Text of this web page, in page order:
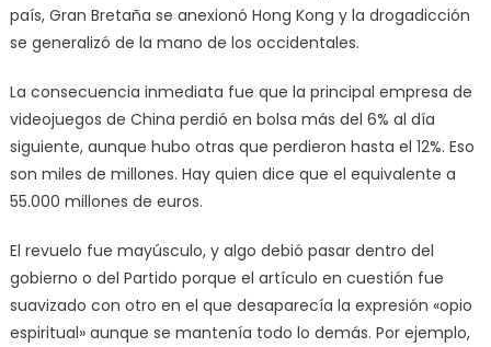
país, Gran Bretaña se anexionó Hong Kong y la drogadicción
se generalizó de la mano de los occidentales.
La consecuencia inmediata fue que la principal empresa de
videojuegos de China perdió en bolsa más del 6% al día
siguiente, aunque hubo otras que perdieron hasta el 12%. Eso
son miles de millones. Hay quien dice que el equivalente a
55.000 millones de euros.
El revuelo fue mayúsculo, y algo debió pasar dentro del
gobierno o del Partido porque el artículo en cuestión fue
suavizado con otro en el que desaparecía la expresión «opio
espiritual» aunque se mantenía todo lo demás. Por ejemplo,